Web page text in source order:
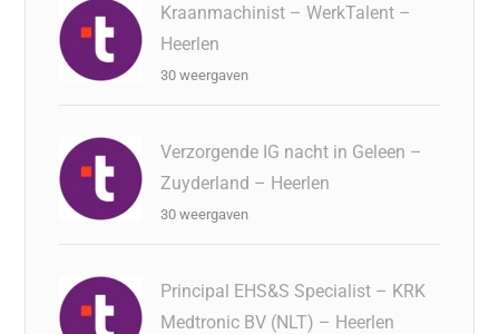
Kraanmachinist – WerkTalent –
Heerlen
30 weergaven
Verzorgende IG nacht in Geleen –
Zuyderland – Heerlen
30 weergaven
Principal EHS&S Specialist – KRK
Medtronic BV (NLT) – Heerlen